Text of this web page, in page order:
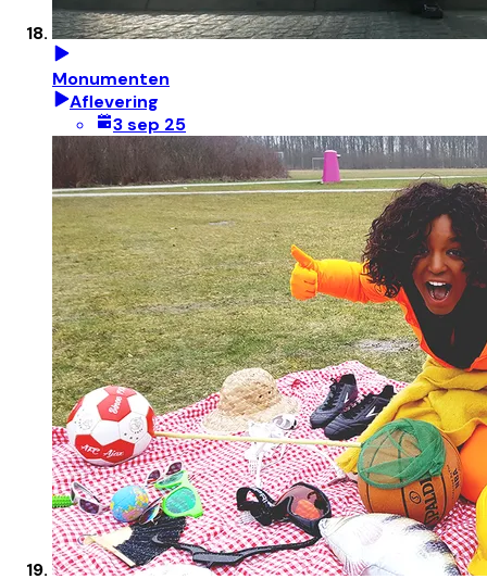
Monumenten
Aflevering
3 sep 25